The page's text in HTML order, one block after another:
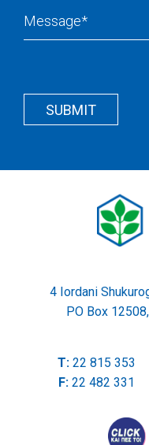
Message
Wrapper
Button
Wrapper
SUBMIT
4 Iordani
PO Box
T:22 815 353
F:22 482 331